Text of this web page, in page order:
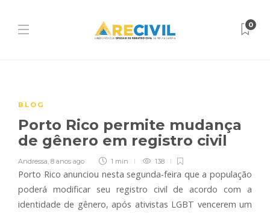
0
BLOG
Porto Rico permite mudança
de gênero em registro civil
Andressa, 8 anos ago 1 min 138
Porto Rico anunciou nesta segunda-feira que a população
poderá modificar seu registro civil de acordo com a
identidade de gênero, após ativistas LGBT vencerem um